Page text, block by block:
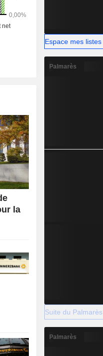
la
Espace mes listes
Palmarès
Suite du Palmarès
Palmarès